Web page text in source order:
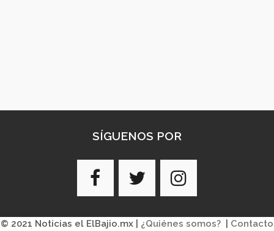
SÍGUENOS POR
© 2021 Noticias el ElBajio.mx | ¿Quiénes somos? Contacto